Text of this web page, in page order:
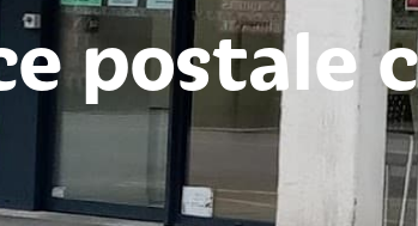
postale